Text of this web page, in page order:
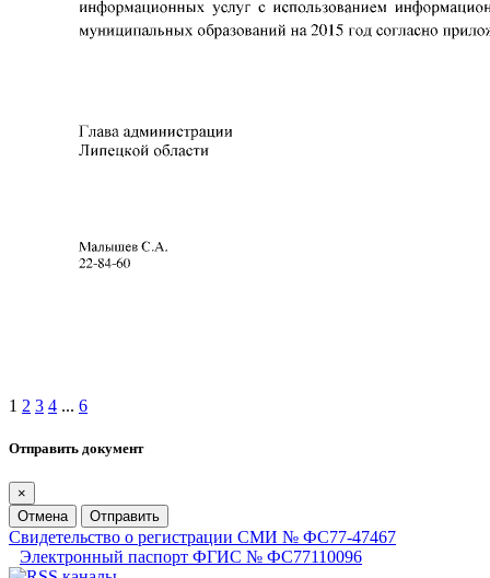
1 2 3 4 ... 6
Отправить документ
×
Отмена
Отправить
Свидетельство о регистрации СМИ № ФС77-47467
Электронный паспорт ФГИС № ФС77110096